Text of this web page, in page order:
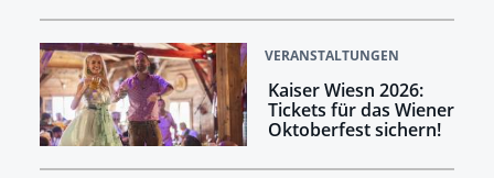
VERANSTALTUNGEN
Kaiser Wiesn 2026:
Tickets für das Wiener
Oktoberfest sichern!